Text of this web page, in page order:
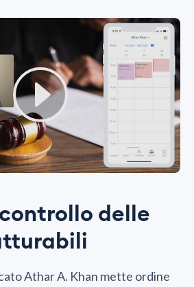
delle
Athar A. Khan mette ordine